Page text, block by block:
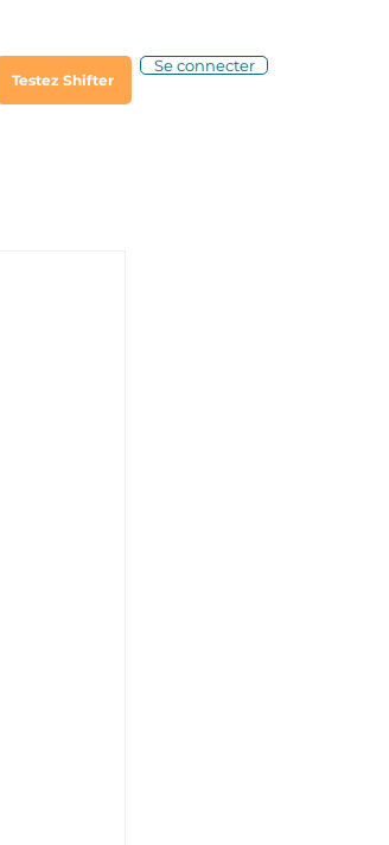
Testez Shifter
Se connecter